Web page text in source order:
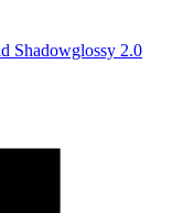
Shadowglossy 2.0